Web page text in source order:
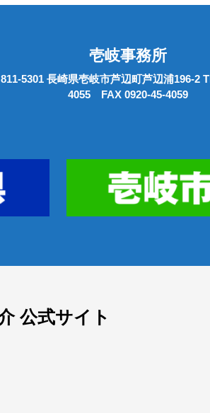
壱岐事務所
5301 長崎県壱岐市芦辺町芦辺浦196-2
4055 FAX 0920-45-4059
公式サイト